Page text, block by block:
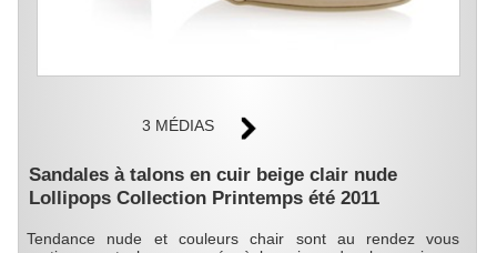
3 MÉDIAS
Sandales à talons en cuir beige clair nude
Lollipops Collection Printemps été 2011
Tendance nude et couleurs chair sont au rendez vous